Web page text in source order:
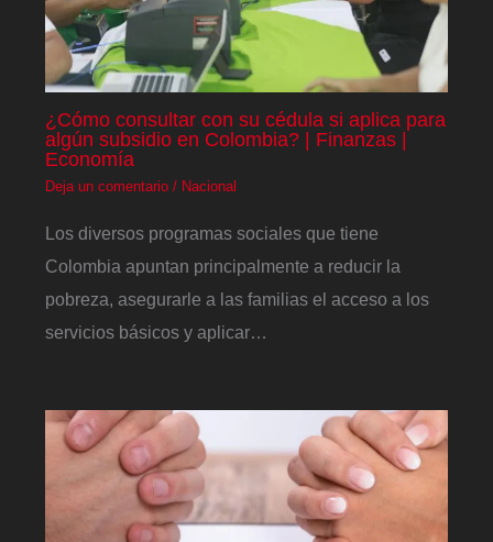
¿Cómo consultar con su cédula si aplica para
algún subsidio en Colombia? | Finanzas |
Economía
Deja un comentario / Nacional
Los diversos programas sociales que tiene
Colombia apuntan principalmente a reducir la
pobreza, asegurarle a las familias el acceso a los
servicios básicos y aplicar…